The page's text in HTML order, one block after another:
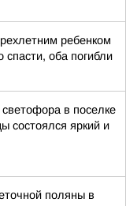
ребенком
спасти, оба погибли
в поселке
состоялся яркий и
поляны в